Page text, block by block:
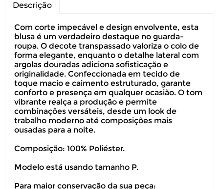
Descrição
Com corte impecável e design envolvente, esta
blusa é um verdadeiro destaque no guarda-
roupa. O decote transpassado valoriza o colo de
forma elegante, enquanto o detalhe lateral com
argolas douradas adiciona sofisticação e
originalidade. Confeccionada em tecido de
toque macio e caimento estruturado, garante
conforto e presença em qualquer ocasião. O tom
vibrante realça a produção e permite
combinações versáteis, desde um look de
trabalho moderno até composições mais
ousadas para a noite.
Composição: 100% Poliéster.
Modelo está usando tamanho P.
Para maior conservação da sua peça: